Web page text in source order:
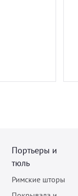
Портьеры и
тюль
Римские шторы